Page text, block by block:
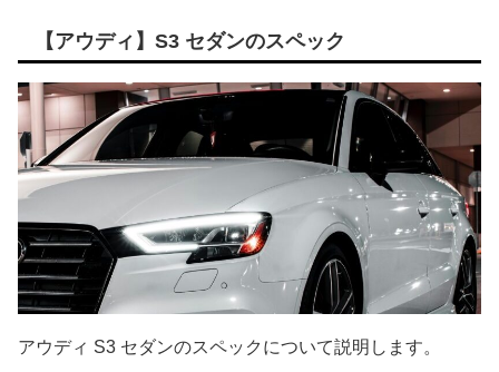
【アウディ】S3 セダンのスペック
アウディ S3 セダンのスペックについて説明します。